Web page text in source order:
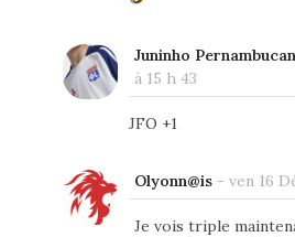
Juninho
à 15 h 43
JFO +1
Olyonn@is- ven 16
Je vois triple